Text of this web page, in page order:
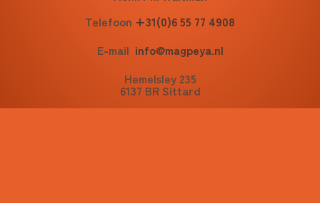
Telefoon +31(0)6 55 77 4908
E-mail info@magpeya.nl
Hemelsley 235
6137 BR Sittard